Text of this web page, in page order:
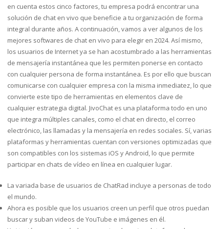
en cuenta estos cinco factores, tu empresa podrá encontrar una
solución de chat en vivo que beneficie a tu organización de forma
integral durante años. A continuación, vamos a ver algunos de los
mejores softwares de chat en vivo para elegir en 2024. Así mismo,
los usuarios de Internet ya se han acostumbrado a las herramientas
de mensajería instantánea que les permiten ponerse en contacto
con cualquier persona de forma instantánea. Es por ello que buscan
comunicarse con cualquier empresa con la misma inmediatez, lo que
convierte este tipo de herramientas en elementos clave de
cualquier estrategia digital. JivoChat es una plataforma todo en uno
que integra múltiples canales, como el chat en directo, el correo
electrónico, las llamadas y la mensajería en redes sociales. Sí, varias
plataformas y herramientas cuentan con versiones optimizadas que
son compatibles con los sistemas iOS y Android, lo que permite
participar en chats de vídeo en línea en cualquier lugar.
La variada base de usuarios de ChatRad incluye a personas de todo
el mundo.
Ahora es posible que los usuarios creen un perfil que otros puedan
buscar y suban videos de YouTube e imágenes en él.